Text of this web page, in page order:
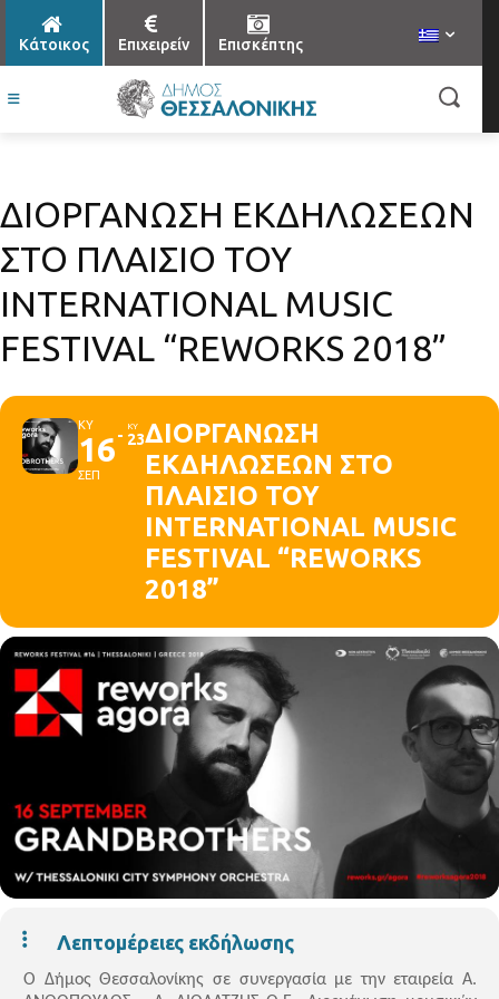
Κάτοικος Επιχειρείν Επισκέπτης
ΔΙΟΡΓΑΝΩΣΗ ΕΚΔΗΛΩΣΕΩΝ
ΣΤΟ ΠΛΑΙΣΙΟ ΤΟΥ
INTERNATIONAL MUSIC
FESTIVAL “REWORKS 2018”
ΚΥ
16
ΣΕΠ
ΚΥ
23ΔΙΟΡΓΑΝΩΣΗ
ΕΚΔΗΛΩΣΕΩΝ ΣΤΟ
ΠΛΑΙΣΙΟ ΤΟΥ
INTERNATIONAL MUSIC
FESTIVAL “REWORKS
2018”
Λεπτομέρειες εκδήλωσης
Ο Δήμος Θεσσαλονίκης σε συνεργασία μετην εταιρεία Α.